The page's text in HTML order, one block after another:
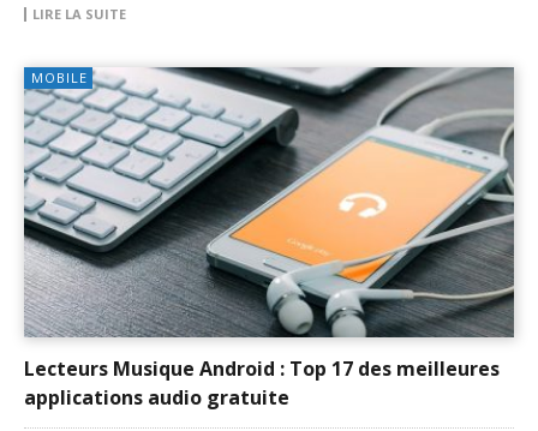
LIRE LA SUITE
MOBILE
Lecteurs Musique Android : Top 17 des meilleures
applications audio gratuite